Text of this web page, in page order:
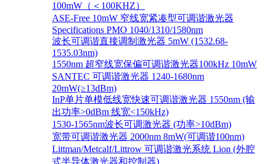
100mW（＜100KHZ）
ASE-Free 10mW 窄线宽紧凑型可调谐激光器
Specifications PMO 1040/1310/1580nm
波长可调谐直接调制激光器 5mW (1532.68-
1535.03nm)
1550nm 超窄线宽保偏可调谐激光器100kHz 10mW
SANTEC 可调谐激光器 1240-1680nm
20mW(≥13dBm)
InP单片单模低线宽快速可调谐激光器 1550nm (输
出功率>0dBm 线宽<150kHz)
1530-1565nm波长可调激光器 (功率>10dBm)
宽带可调谐激光器 2000nm 8mW(可调谐100nm)
Littman/Metcalf/Littrow 可调谐激光系统 Lion (外腔
式半导体激光器和控制器)